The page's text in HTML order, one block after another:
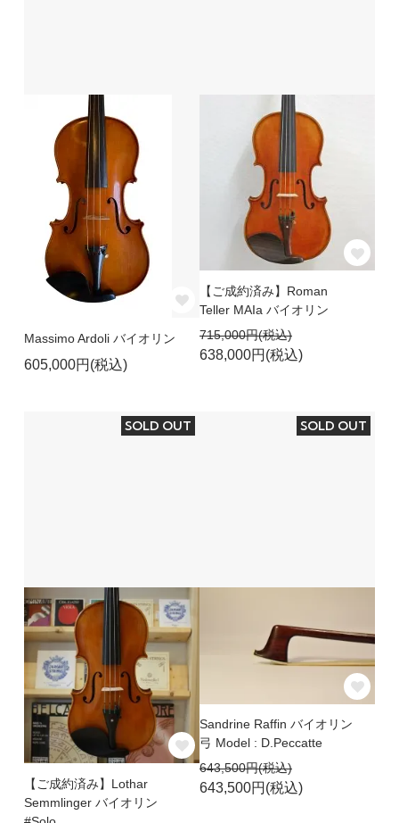
Massimo Ardoli バイオリン
605,000円(税込)
【ご成約済み】Roman
Teller MAIa バイオリン
715,000円(税込)
638,000円(税込)
SOLD OUT
【ご成約済み】Lothar
Semmlinger バイオリン
SOLD OUT
Sandrine Raffin バイオリン
弓 Model : D.Peccatte
643,500円(税込)
643,500円(税込)